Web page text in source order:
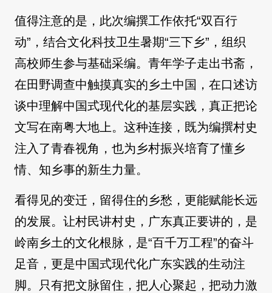
值得注意的是，此次编撰工作依托“双百行
动”，结合文化科技卫生暑期“三下乡”，组织
高校师生参与基础采编。青年学子走出书斋，
在田野调查中触摸真实的乡土中国，在口述访
谈中理解中国式现代化的基层实践，真正把论
文写在南粤大地上。这种连接，既为编撰村史
注入了青春视角，也为乡村振兴培育了懂乡
情、知乡事的新生力量。
看得见的变迁，留得住的乡愁，更能赋能长远
的发展。让村民讲村史，广东真正要讲的，是
岭南乡土的文化根脉，是“百千万工程”的奋斗
足音，更是中国式现代化广东实践的生动注
脚。只有把文脉留住，把人心聚起，把动力激